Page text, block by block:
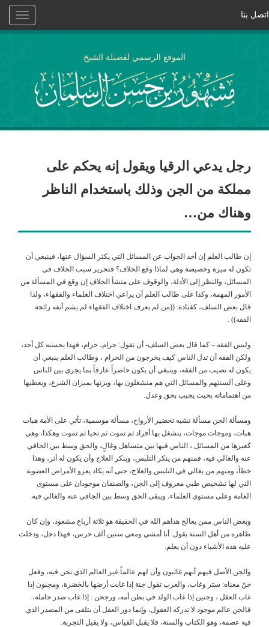
Toggle
اتصل بنا
الموقع الرسمي لفضيلة الشيخ
رجل يدعي الرقيا ويقول إنه يحكم على
مملكة من الجن وذلك باستخدام الناظر
وهناك من…
إن طالب العلم إن أخذ الجواب عن المسائل التي يكثر السؤال عنها، فينبغي أن
تكون له ميزة وخصيصة وهي لماذا وقع الخلاف؟ فتحرير سبب الخلاف في
المسائل، والنظر إلى الأدلة، والوقوف على منشأ الخلاف إن وقع في المسألة من
الأمور المهمة، وكذا على طالب العلم أن يراعي اختلاف العلماء والفقهاء، ولذا
قال بعض السلف، كقتادة: ((من لم يعرف اختلاف الفقهاء لم يشم أنفه رائحة
الفقه)) .
وليس الفقه – كما قال بعض السلف- أن تقول: حرام، حرام، فهذا يحسنه كل أحد،
ولكن الفقه أن تدل الناس كيف يخرجون من الحرام ، وطالب العلم ينبغي أن
يكون له نصيب من الفقه، وينبغي أن يكون حاضراً عارفاً بما يجري بين الناس
وعلى ألسنتهم والمسائل التي هم منشغلون بها، ويزنها بميزان الشرع، ويعطيها
من اهتماماته بحيث يجيب بحق وعدل.
ومسألة الجن مسألة تشبه تحضير الأرواح، مسألة موسمية، تأتي على الأمة هبات
هبات، وموجات موجات، ينشغل بها أفراد ثم تموت ثم تحيا ثم تموت وهكذا، وهي
كغيرها من المسائل ، الناس فيها بين متساهل وغالٍ، والحق وسط بين الجافي
عنه والغالي فيه، فمنهم من ينكر التلبس، وينكر العلاج وأن يكون له أثر، وهذا
خطأ، ومنهم من يغالي في التلبس والعلاج، حتى أنه يكاد يعزو الأمراض العضوية
التي لها تشخيص طبي معروف إلى الجن، والصنفان موجودان على مستوى
العامة وعلى مستوى العلماء، ويبقى الحق وسط بين الجافي عنه والغالي فيه.
وبعض الناس ممن يعالج هداهم الله في الحقيقة هو ثلاثة أرباع مشعوذ، وإن كان
ظاهره من أهل السنة يقول: أنا أمشي ومعي ستين ألف حرس، فهذا دجل، ودخلت
عليه هذه الأشياء دون أن يعلم.
والجن الأصل فيهم أنهم غائبون وأن لهم عالماً غير العالم الذي نحن فيه، وفعل
جنّ معناه: ستر وغاب، والعرب تقول جنة إذا غابت أرضها بالخضرة، ومجنون إذا
غاب العقل ، وجنين إذا غاب الولد في بطن أمه، ورجحن : إذا غاب صدر حامله،
فالجن عالم موجود لا تدركه العقول، وإنما دور العقل أن يتلقى من المصدر الذي
فيه عصمة، وهو الكتاب والسنة، فلا يقبل القياس، ولا يقبل التجربة.